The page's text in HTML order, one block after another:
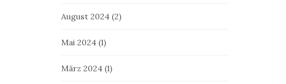
August 2024 (2)
Mai 2024 (1)
März 2024 (1)